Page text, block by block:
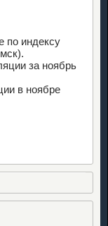
по индексу
за ноябрь
в ноябре